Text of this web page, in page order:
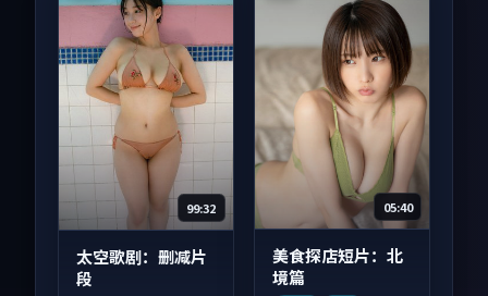
99:32
太空歌剧：删减片
段
05:40
美食探店短片：北
境篇